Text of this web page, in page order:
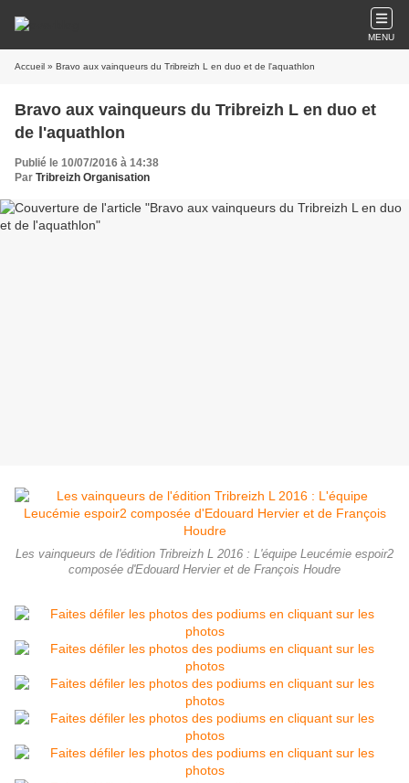
MENU
Accueil » Bravo aux vainqueurs du Tribreizh L en duo et de l'aquathlon
Bravo aux vainqueurs du Tribreizh L en duo et
de l'aquathlon
Publié le 10/07/2016 à 14:38
Par Tribreizh Organisation
Les vainqueurs de l'édition Tribreizh L 2016 : L'équipe Leucémie espoir2
composée d'Edouard Hervier et de François Houdre